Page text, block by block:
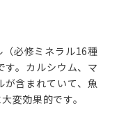
必修ミネラル16種
。カルシウム、マ
含まれていて、魚
変効果的です。